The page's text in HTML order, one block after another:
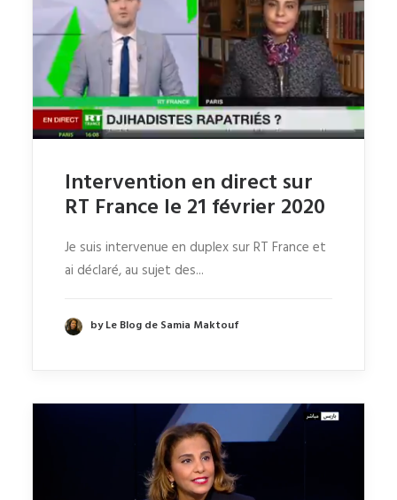
Intervention en direct sur
RT France le 21 février 2020
Je suis intervenue en duplex sur RT France et
ai déclaré, au sujet des...
by Le Blog de Samia Maktouf